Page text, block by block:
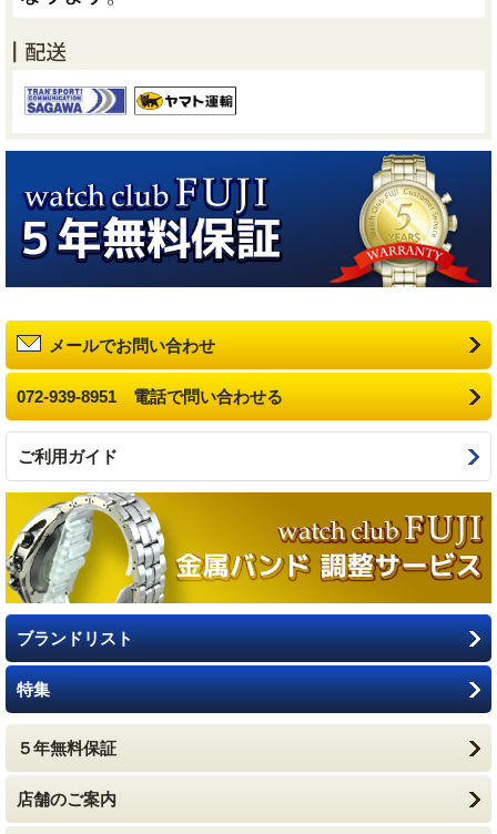
メールでお問い合わせ
072-939-8951 電話で問い合わせる
ご利用ガイド
ブランドリスト
特集
５年無料保証
店舗のご案内